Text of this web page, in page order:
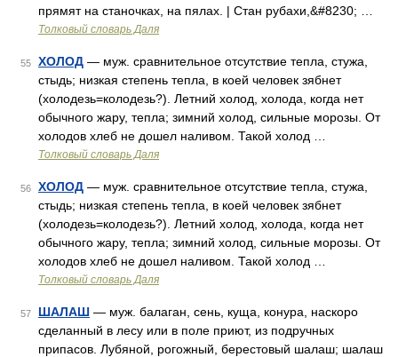
прямят на станочках, на пялах. | Стан рубахи,&#8230; …
Толковый словарь Даля
55 ХОЛОД — муж. сравнительное отсутствие тепла, стужа,
стыдь; низкая степень тепла, в коей человек зябнет
(холодезь=колодезь?). Летний холод, холода, когда нет
обычного жару, тепла; зимний холод, сильные морозы. От
холодов хлеб не дошел наливом. Такой холод …
Толковый словарь Даля
56 ХОЛОД — муж. сравнительное отсутствие тепла, стужа,
стыдь; низкая степень тепла, в коей человек зябнет
(холодезь=колодезь?). Летний холод, холода, когда нет
обычного жару, тепла; зимний холод, сильные морозы. От
холодов хлеб не дошел наливом. Такой холод …
Толковый словарь Даля
57 ШАЛАШ — муж. балаган, сень, куща, конура, наскоро
сделанный в лесу или в поле приют, из подручных
припасов. Лубяной, рогожный, берестовый шалаш; шалаш